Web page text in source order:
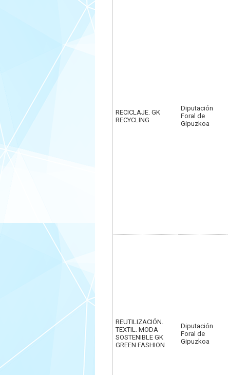
RECICLAJE. GK
RECYCLING
Diputación
Foral de
Gipuzkoa
REUTILIZACIÓN.
TEXTIL. MODA
SOSTENIBLE GK
GREEN FASHION
Diputación
Foral de
Gipuzkoa